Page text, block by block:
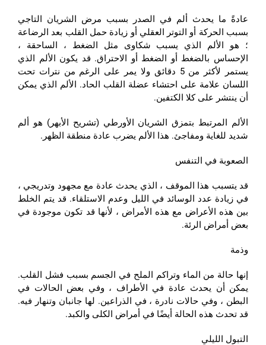
عادةً ما يحدث ألم في الصدر بسبب مرض الشريان التاجي
بسبب الحركة أو التوتر العقلي أو زيادة حمل القلب بعد الرضاعة
؛ هو الألم الذي يسبب شكاوى مثل الضغط ، الساحقة ،
الإحساس بالضغط أو الضغط أو الاحتراق. قد يكون الألم الذي
يستمر لأكثر من 5 دقائق ولا يمر على الرغم من نترات تحت
اللسان علامة على احتشاء عضلة القلب الحاد. الألم الذي يمكن
أن ينتشر على كلا الكتفين.
الألم المرتبط بتمزق الشريان الأورطي (تشريح الأبهر) هو ألم
شديد للغاية ومفاجئ. هذا الألم يضرب عادة منطقة الظهر.
الصعوبة في التنفس
قد يتسبب هذا الموقف ، الذي يحدث عادة مع مجهود وتدريجي ،
في زيادة عدد الوسائد في الليل وعدم الاستلقاء. قد يتم الخلط
بين هذه الأعراض مع هذه الأمراض ، لأنها قد تكون موجودة في
بعض أمراض الرئة.
وذمة
إنها حالة من الماء وتراكم الملح في الجسم بسبب فشل القلب.
يمكن أن يحدث عادة في الأطراف ، وفي بعض الحالات في
البطن ، وفي حالات نادرة ، في الذراعين. لها جانبان وتنهار فيه.
قد تحدث هذه الحالة أيضًا في أمراض الكلى والكبد.
التبول الليلي